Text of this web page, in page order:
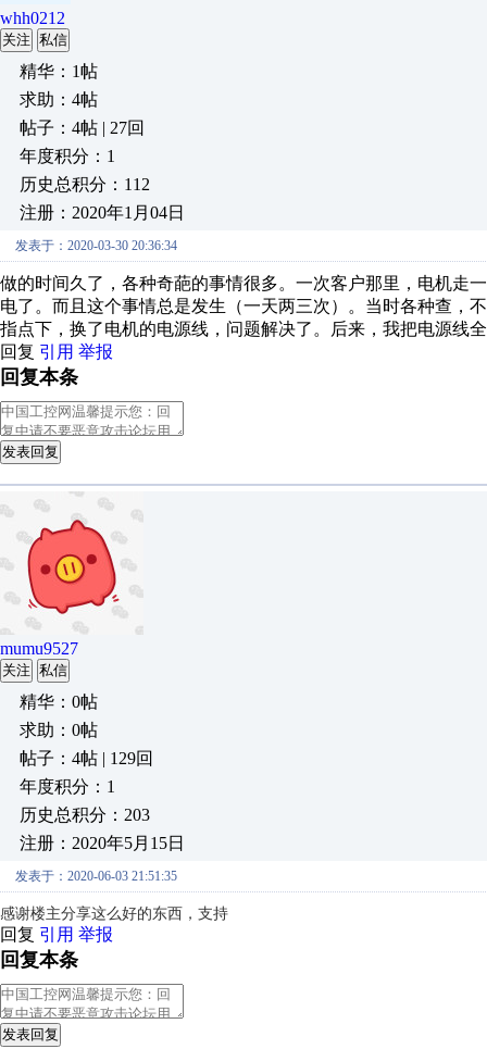
whh0212
关注 私信
精华：1帖
求助：4帖
帖子：4帖 | 27回
年度积分：1
历史总积分：112
注册：2020年1月04日
发表于：2020-03-30 20:36:34
做的时间久了，各种奇葩的事情很多。一次客户那里，电机走
电了。而且这个事情总是发生（一天两三次）。当时各种查，
指点下，换了电机的电源线，问题解决了。后来，我把电源线
回复 引用 举报
回复本条
发表回复
mumu9527
关注 私信
精华：0帖
求助：0帖
帖子：4帖 | 129回
年度积分：1
历史总积分：203
注册：2020年5月15日
发表于：2020-06-03 21:51:35
感谢楼主分享这么好的东西，支持
回复 引用 举报
回复本条
发表回复